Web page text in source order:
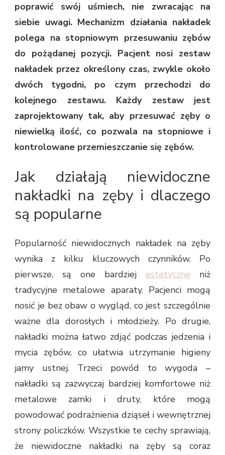
poprawić swój uśmiech, nie zwracając na
siebie uwagi. Mechanizm działania nakładek
polega na stopniowym przesuwaniu zębów
do pożądanej pozycji. Pacjent nosi zestaw
nakładek przez określony czas, zwykle około
dwóch tygodni, po czym przechodzi do
kolejnego zestawu. Każdy zestaw jest
zaprojektowany tak, aby przesuwać zęby o
niewielką ilość, co pozwala na stopniowe i
kontrolowane przemieszczanie się zębów.
Jak działają niewidoczne
nakładki na zęby i dlaczego
są popularne
Popularność niewidocznych nakładek na zęby
wynika z kilku kluczowych czynników. Po
pierwsze, są one bardziej estetyczne niż
tradycyjne metalowe aparaty. Pacjenci mogą
nosić je bez obaw o wygląd, co jest szczególnie
ważne dla dorosłych i młodzieży. Po drugie,
nakładki można łatwo zdjąć podczas jedzenia i
mycia zębów, co ułatwia utrzymanie higieny
jamy ustnej. Trzeci powód to wygoda –
nakładki są zazwyczaj bardziej komfortowe niż
metalowe zamki i druty, które mogą
powodować podrażnienia dziąseł i wewnętrznej
strony policzków. Wszystkie te cechy sprawiają,
że niewidoczne nakładki na zęby są coraz